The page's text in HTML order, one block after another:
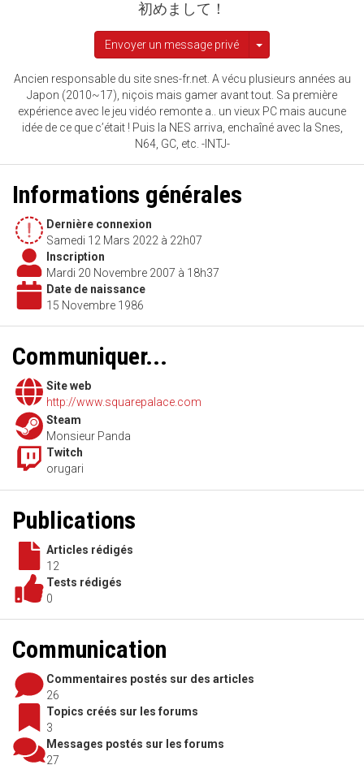
初めまして！
Envoyer un message privé Afficher les autres
Ancien responsable du site snes-fr.net. A vécu plusieurs années au
Japon (2010~17), niçois mais gamer avant tout. Sa première
expérience avec le jeu vidéo remonte a.. un vieux PC mais aucune
idée de ce que c’était ! Puis la NES arriva, enchaîné avec la Snes,
N64, GC, etc. -INTJ-
Informations générales
Dernière connexion
Samedi 12 Mars 2022 à 22h07
Inscription
Mardi 20 Novembre 2007 à 18h37
Date de naissance
15 Novembre 1986
Communiquer...
Site web
http://www.squarepalace.com
Steam
Monsieur Panda
Twitch
orugari
Publications
Articles rédigés
12
Tests rédigés
0
Communication
Commentaires postés sur des articles
26
Topics créés sur les forums
3
Messages postés sur les forums
27